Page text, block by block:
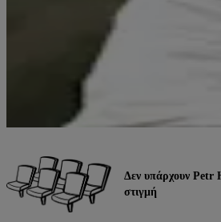
Δεν υπάρχουν Petr
στιγμή